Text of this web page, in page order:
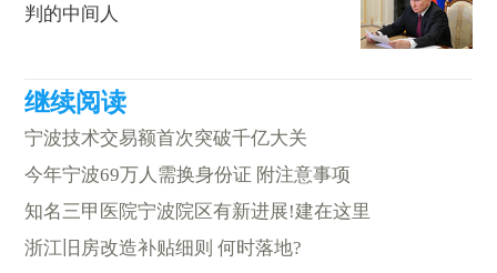
判的中间人
宁波技术交易额首次突破千亿大关
今年宁波69万人需换身份证 附注意事项
知名三甲医院宁波院区有新进展!建在这里
浙江旧房改造补贴细则 何时落地?